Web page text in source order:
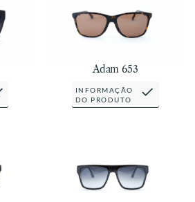
Adam 653
INFORMAÇÃO
DO PRODUTO